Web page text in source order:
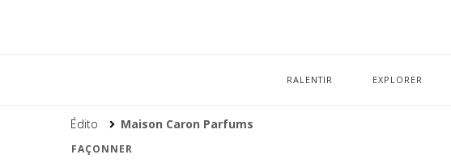
RALENTIR EXPLORER
Édito Maison Caron Parfums
FAÇONNER